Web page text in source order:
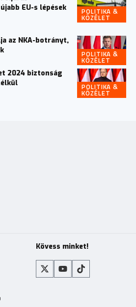
POLITIKA &
KÖZÉLET
EU-s lépések
POLITIKA &
KÖZÉLET
az NKA-botrányt,
POLITIKA &
KÖZÉLET
2024 biztonság
Kövess minket!